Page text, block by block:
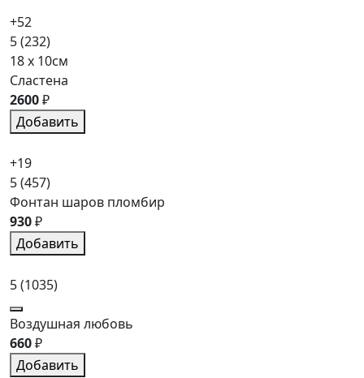
+52
5(232)
18 x 10см
Сластена
2600₽
Добавить
+19
5(457)
Фонтан шаров пломбир
930₽
Добавить
5(1035)
Воздушная любовь
660₽
Добавить